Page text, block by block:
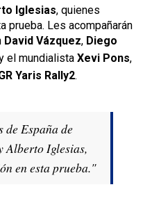
Iglesias, quienes
prueba. Les acompañarán
David Vázquez, Diego
el mundialista Xevi Pons,
Yaris Rally2.
de España de
Alberto Iglesias,
en esta prueba."